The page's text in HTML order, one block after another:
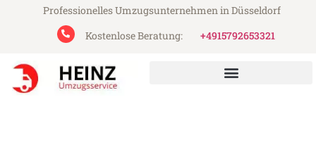
Professionelles Umzugsunternehmen in Düsseldorf
Kostenlose Beratung:
+4915792653321